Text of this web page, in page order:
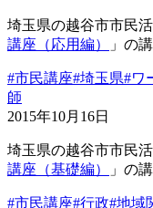
埼玉県の越谷市市民
講座（応用編）
」の
#市民講座#埼玉県#ワ
師
2015年10月16日
埼玉県の越谷市市民
講座（基礎編）
」の
#市民講座#行政#地域